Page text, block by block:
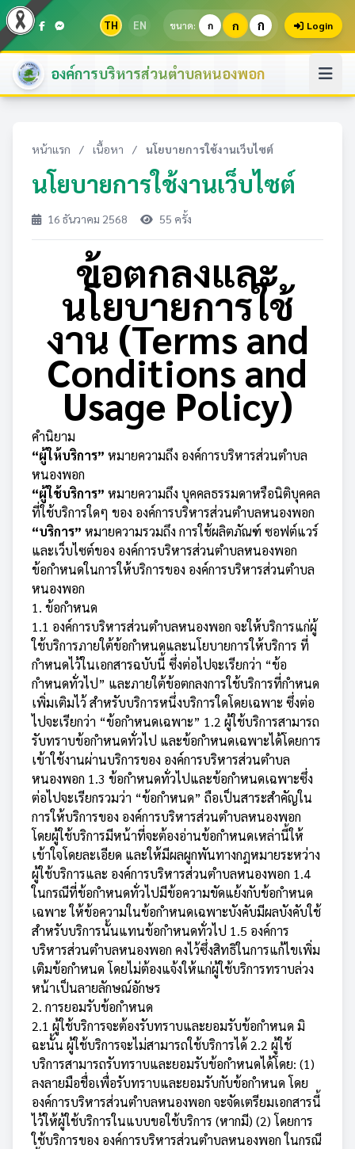
TH EN ขนาด: ก ก ก Login
องค์การบริหารส่วนตำบลหนองพอก
หน้าแรก / เนื้อหา / นโยบายการใช้งานเว็บไซต์
นโยบายการใช้งานเว็บไซต์
16 ธันวาคม 2568 55 ครั้ง
ข้อตกลงและ
นโยบายการใช้
งาน (Terms and
Conditions and
Usage Policy)
คำนิยาม
“ผู้ให้บริการ” หมายความถึง องค์การบริหารส่วนตำบล
หนองพอก
“ผู้ใช้บริการ” หมายความถึง บุคคลธรรมดาหรือนิติบุคคล
ที่ใช้บริการใดๆ ของ องค์การบริหารส่วนตำบลหนองพอก
“บริการ” หมายความรวมถึง การใช้ผลิตภัณฑ์ ซอฟต์แวร์
และเว็บไซต์ของ องค์การบริหารส่วนตำบลหนองพอก
ข้อกำหนดในการให้บริการของ องค์การบริหารส่วนตำบล
หนองพอก
1. ข้อกำหนด
1.1 องค์การบริหารส่วนตำบลหนองพอก จะให้บริการแก่ผู้
ใช้บริการภายใต้ข้อกำหนดและนโยบายการให้บริการ ที่
กำหนดไว้ในเอกสารฉบับนี้ ซึ่งต่อไปจะเรียกว่า “ข้อ
กำหนดทั่วไป” และภายใต้ข้อตกลงการใช้บริการที่กำหนด
เพิ่มเติมไว้ สำหรับบริการหนึ่งบริการใดโดยเฉพาะ ซึ่งต่อ
ไปจะเรียกว่า “ข้อกำหนดเฉพาะ” 1.2 ผู้ใช้บริการสามารถ
รับทราบข้อกำหนดทั่วไป และข้อกำหนดเฉพาะได้โดยการ
เข้าใช้งานผ่านบริการของ องค์การบริหารส่วนตำบล
หนองพอก 1.3 ข้อกำหนดทั่วไปและข้อกำหนดเฉพาะซึ่ง
ต่อไปจะเรียกรวมว่า “ข้อกำหนด” ถือเป็นสาระสำคัญใน
การให้บริการของ องค์การบริหารส่วนตำบลหนองพอก
โดยผู้ใช้บริการมีหน้าที่จะต้องอ่านข้อกำหนดเหล่านี้ให้
เข้าใจโดยละเอียด และให้มีผลผูกพันทางกฎหมายระหว่าง
ผู้ใช้บริการและ องค์การบริหารส่วนตำบลหนองพอก 1.4
ในกรณีที่ข้อกำหนดทั่วไปมีข้อความขัดแย้งกับข้อกำหนด
เฉพาะ ให้ข้อความในข้อกำหนดเฉพาะบังคับมีผลบังคับใช้
สำหรับบริการนั้นแทนข้อกำหนดทั่วไป 1.5 องค์การ
บริหารส่วนตำบลหนองพอก คงไว้ซึ่งสิทธิในการแก้ไขเพิ่ม
เติมข้อกำหนด โดยไม่ต้องแจ้งให้แก่ผู้ใช้บริการทราบล่วง
หน้าเป็นลายลักษณ์อักษร
2. การยอมรับข้อกำหนด
2.1 ผู้ใช้บริการจะต้องรับทราบและยอมรับข้อกำหนด มิ
ฉะนั้น ผู้ใช้บริการจะไม่สามารถใช้บริการได้ 2.2 ผู้ใช้
บริการสามารถรับทราบและยอมรับข้อกำหนดได้โดย: (1)
ลงลายมือชื่อเพื่อรับทราบและยอมรับกับข้อกำหนด โดย
องค์การบริหารส่วนตำบลหนองพอก จะจัดเตรียมเอกสารนี้
ไว้ให้ผู้ใช้บริการในแบบขอใช้บริการ (หากมี) (2) โดยการ
ใช้บริการของ องค์การบริหารส่วนตำบลหนองพอก ในกรณี